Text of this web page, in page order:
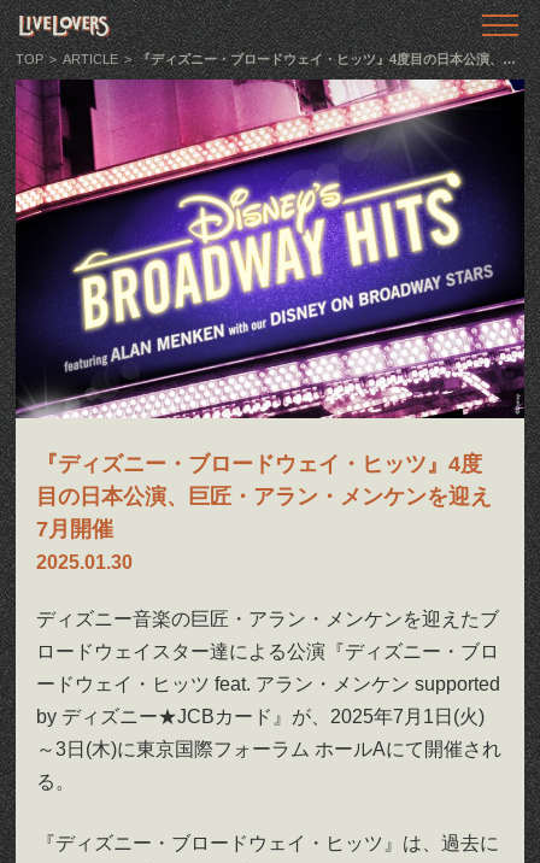
TOP
トップ
ABOUT
LIVE LOVERSとは
SHOWS
ライブ情報
LLTV
動画番組
PODCAST
音声番組
ARTICLE
記事
TOP > ARTICLE > 『ディズニー・ブロードウェイ・ヒッツ』4度目の日本公演、巨匠・アラン・メンケンを迎え7月開催
『ディズニー・ブロードウェイ・ヒッツ』4度
目の日本公演、巨匠・アラン・メンケンを迎え
7月開催
2025.01.30
ディズニー音楽の巨匠・アラン・メンケンを迎えたブ
ロードウェイスター達による公演『ディズニー・ブロ
ードウェイ・ヒッツ feat. アラン・メンケン supported
by ディズニー★JCBカード』が、2025年7月1日(火)
～3日(木)に東京国際フォーラム ホールAにて開催され
る。
『ディズニー・ブロードウェイ・ヒッツ』は、過去に